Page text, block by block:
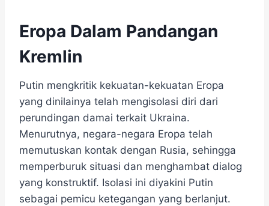
Eropa Dalam Pandangan
Kremlin
Putin mengkritik kekuatan-kekuatan Eropa
yang dinilainya telah mengisolasi diri dari
perundingan damai terkait Ukraina.
Menurutnya, negara-negara Eropa telah
memutuskan kontak dengan Rusia, sehingga
memperburuk situasi dan menghambat dialog
yang konstruktif. Isolasi ini diyakini Putin
sebagai pemicu ketegangan yang berlanjut.